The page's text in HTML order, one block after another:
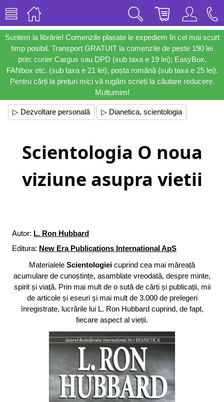
Suntem la librărie! Comenzile plasate le expediem în cel mai scurt
timp posibil. Transport GRATUIT la comenzile de peste 190 lei
prin: curier Cargus sau DPD (sub taxa e 19 lei); EasyBox,
FANbox etc. (sub taxa e 21 lei); poșta română (sub taxa e 25 lei).
Pentru cărți la prețuri mici vă rugăm scrieți la căutare reducere.
Mulțumim!
▷ Dezvoltare personală ▷ Dianetica, scientologia
Scientologia O noua
viziune asupra vietii
Autor: L. Ron Hubbard
Editura: New Era Publications International ApS
Materialele Scientologiei cuprind cea mai măreață
acumulare de cunoștințe, asamblate vreodată, despre minte,
spirit și viață. Prin mai mult de o sută de cărți și publicații, mii
de articole și eseuri și mai mult de 3.000 de prelegeri
înregistrate, lucrările lui L. Ron Hubbard cuprind, de fapt,
fiecare aspect al vieții.